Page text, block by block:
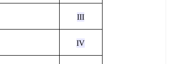
III
IV